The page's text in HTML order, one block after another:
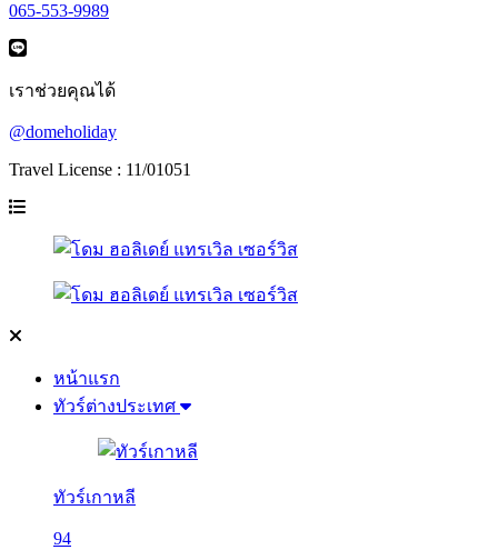
065-553-9989
เราช่วยคุณได้
@domeholiday
Travel License : 11/01051
หน้าแรก
ทัวร์ต่างประเทศ
ทัวร์เกาหลี
94